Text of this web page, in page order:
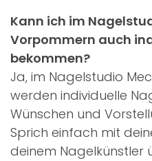
Kann ich im
Vorpommern auch
bekommen?
Ja, im Nagelstudio
werden individuelle
Wünschen und
Sprich einfach mit
deinem Nagelkünstler